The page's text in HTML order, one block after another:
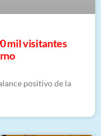
mil visitantes
positivo de la